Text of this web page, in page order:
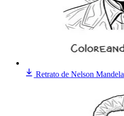
Retrato de Nelson Mandela